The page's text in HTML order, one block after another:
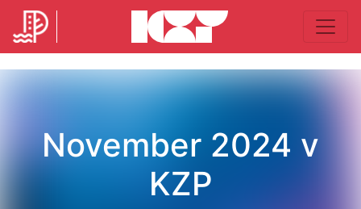
November 2024 v
KZP